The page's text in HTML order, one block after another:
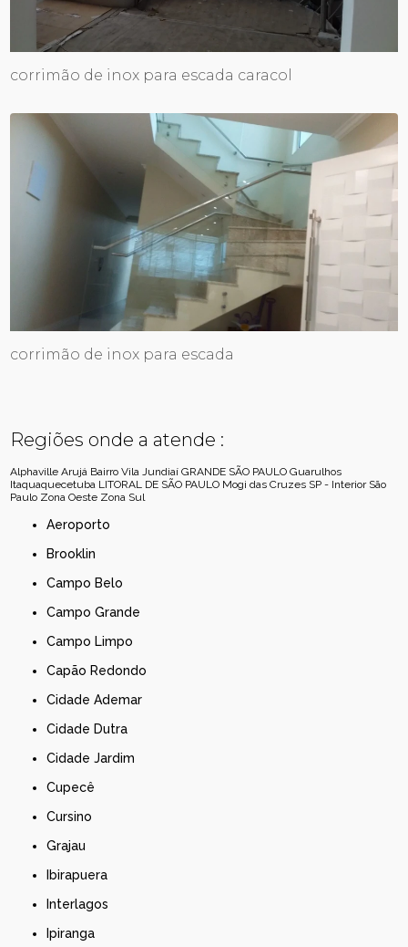
corrimão de inox para escada caracol
corrimão de inox para escada
Regiões onde a atende :
Alphaville Arujá Bairro Vila Jundiaí GRANDE SÃO PAULO Guarulhos
Itaquaquecetuba LITORAL DE SÃO PAULO Mogi das Cruzes SP - Interior São
Paulo Zona Oeste Zona Sul
Aeroporto
Brooklin
Campo Belo
Campo Grande
Campo Limpo
Capão Redondo
Cidade Ademar
Cidade Dutra
Cidade Jardim
Cupecê
Cursino
Grajau
Ibirapuera
Interlagos
Ipiranga